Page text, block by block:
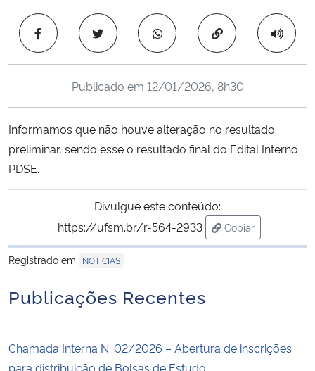
Ministério da Saúde
Ministério de Minas e Energia
Ministério da Ciência, Tecnologia, Inovações e Comunicações
Ministério do Meio Ambiente
Ministério do Desenvolvimento Regional
Controladoria-Geral da União
Ministério da Mulher, da Família e dos Direitos Humanos
Secretaria de Governo
Copiar para área
Publicado em 12/01/2026, 8h30
Informamos que não houve alteração no resultado
preliminar, sendo esse o resultado final do Edital Interno
PDSE.
Divulgue este conteúdo:
https://ufsm.br/r-564-2933
Copiar
para área de
Registrado em
NOTÍCIAS
Publicações Recentes
Chamada Interna N. 02/2026 – Abertura de inscrições
para distribuição de Bolsas de Estudo